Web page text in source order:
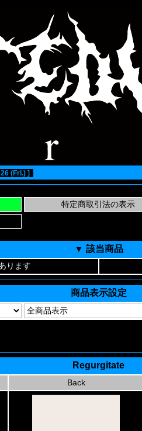
(Fri.) ]
▼ 該当商品
ります
商品表示設定
Regurgitate
Back